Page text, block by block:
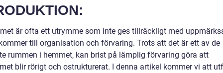
är ofta ett utrymme som inte ges tillräckligt med
till organisation och förvaring. Trots att det är ett av de
rummen i hemmet, kan brist på lämplig förvaring göra att
blir rörigt och ostrukturerat. I denna artikel kommer vi att